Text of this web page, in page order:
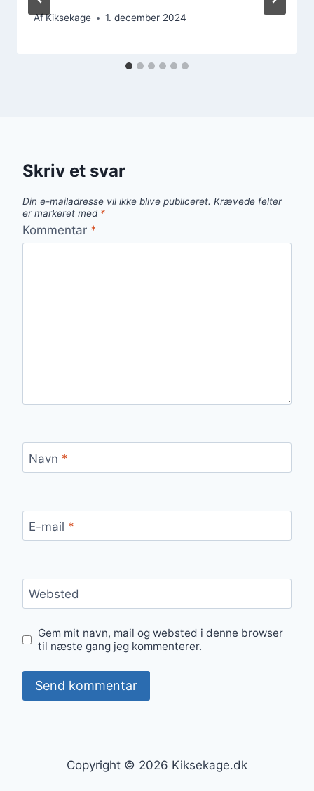
AfKiksekage 1. december 2024
Skriv et svar
Din e-mailadresse vil ikke blive publiceret. Krævede felter
er markeret med *
Kommentar *
Navn *
E-mail *
Websted
Gem mit navn, mail og websted i denne browser
til næste gang jeg kommenterer.
Copyright © 2026 Kiksekage.dk